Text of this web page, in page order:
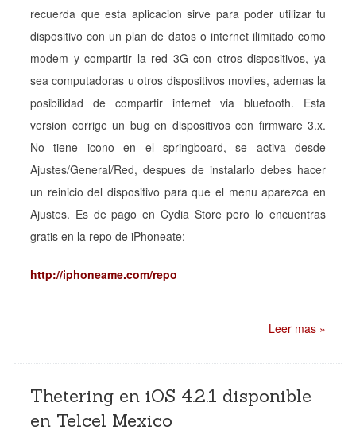
recuerda que esta aplicacion sirve para poder utilizar tu
dispositivo con un plan de datos o internet ilimitado como
modem y compartir la red 3G con otros dispositivos, ya
sea computadoras u otros dispositivos moviles, ademas la
posibilidad de compartir internet via bluetooth. Esta
version corrige un bug en dispositivos con firmware 3.x.
No tiene icono en el springboard, se activa desde
Ajustes/General/Red, despues de instalarlo debes hacer
un reinicio del dispositivo para que el menu aparezca en
Ajustes. Es de pago en Cydia Store pero lo encuentras
gratis en la repo de iPhoneate:
http://iphoneame.com/repo
Leer mas »
Thetering en iOS 4.2.1 disponible
en Telcel Mexico